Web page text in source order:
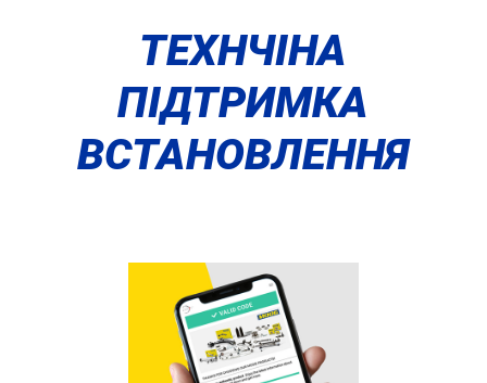
ТЕХНЧІНА
ПІДТРИМКА
ВСТАНОВЛЕННЯ